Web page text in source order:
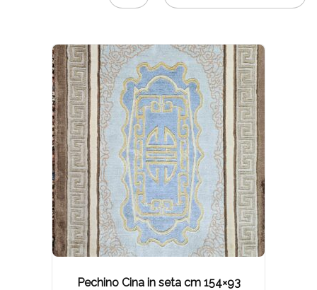
Pechino Cina in seta cm 154×93